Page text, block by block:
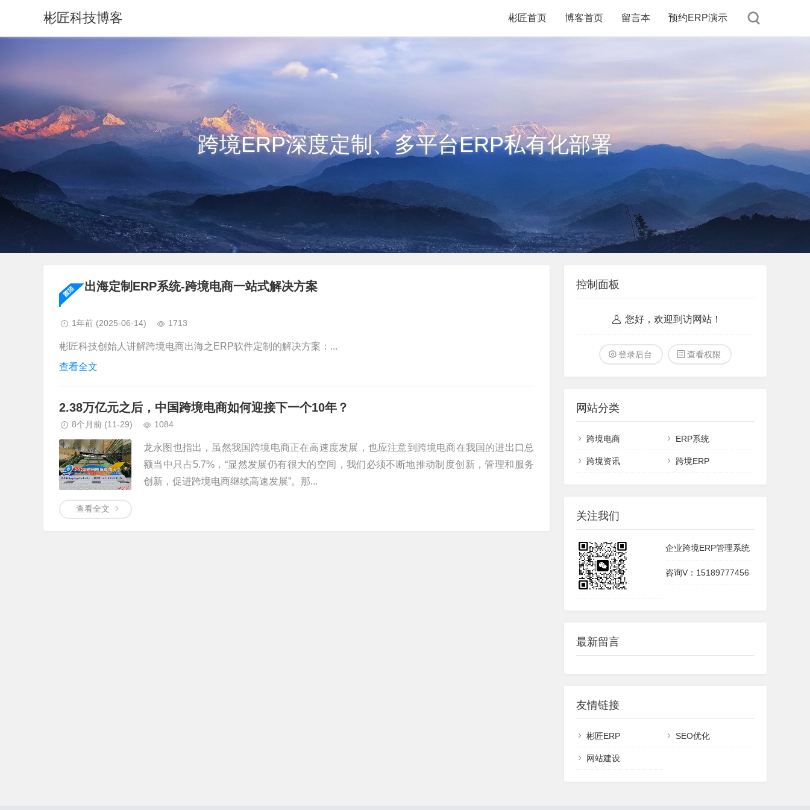
彬匠科技博客 彬匠首页 博客首页 留言本 预约ERP演示
跨境ERP深度定制、多平台ERP私有化部署
出海定制ERP系统-跨境电商一站式解决方案
1年前 (2025-06-14) 1713
彬匠科技创始人讲解跨境电商出海之ERP软件定制的解决方案：...
查看全文
2.38万亿元之后，中国跨境电商如何迎接下一个10年？
8个月前 (11-29) 1084
龙永图也指出，虽然我国跨境电商正在高速度发展，也应注意到跨境电商在我国的进出口总
额当中只占5.7%，“显然发展仍有很大的空间，我们必须不断地推动制度创新，管理和服务
创新，促进跨境电商继续高速发展”。那...
查看全文
控制面板
您好，欢迎到访网站！
登录后台 查看权限
网站分类
跨境电商 ERP系统
跨境资讯 跨境ERP
关注我们
企业跨境ERP管理系统
咨询V：15189777456
最新留言
友情链接
彬匠ERP SEO优化
网站建设